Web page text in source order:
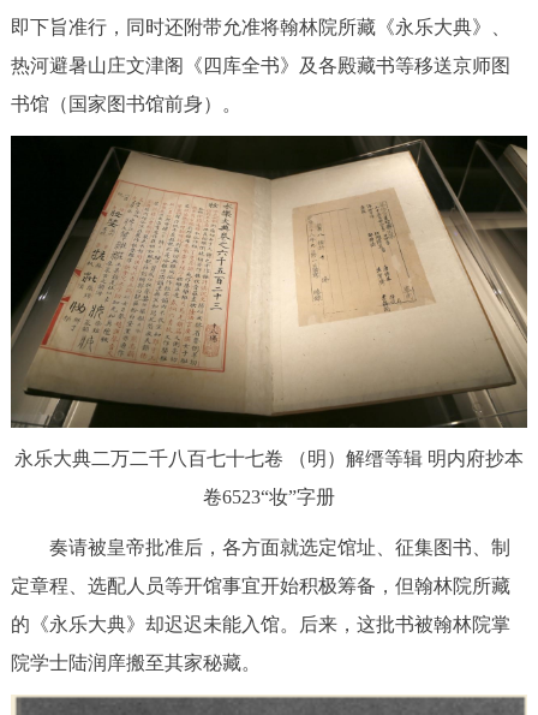
市领导 机构职能 政策服务
政策兑现
决策公开 专题公开
政务服务
个人服务 部门服务
便民服务 利企服务
12345网上接诉即办 我要咨询 我要建议
参与调查 在线访谈 图说互动
即下旨准行，同时还附带允准将翰林院所藏《永乐大典》、
热河避暑山庄文津阁《四库全书》及各殿藏书等移送京师图
书馆（国家图书馆前身）。
永乐大典二万二千八百七十七卷 （明）解缙等辑 明内府抄本
卷6523“妆”字册
奏请被皇帝批准后，各方面就选定馆址、征集图书、制
定章程、选配人员等开馆事宜开始积极筹备，但翰林院所藏
的《永乐大典》却迟迟未能入馆。后来，这批书被翰林院掌
院学士陆润庠搬至其家秘藏。